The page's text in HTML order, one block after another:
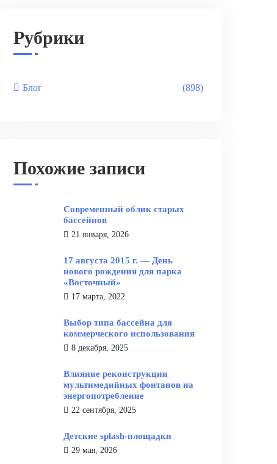
Рубрики
Блог (898)
Похожие записи
Современный облик старых
бассейнов
21 января, 2026
17 августа 2015 г. — День
нового рождения для парка
«Восточный»
17 марта, 2022
Выбор типа бассейна для
коммерческого использования
8 декабря, 2025
Влияние реконструкции
мультимедийных фонтанов на
энергопотребление
22 сентября, 2025
Детские splash-площадки
29 мая, 2026